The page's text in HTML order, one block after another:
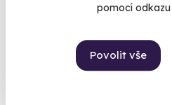
pomocí
Povolit vše
Romantický wellness
Luxus, klid a zážitky ve dvou na